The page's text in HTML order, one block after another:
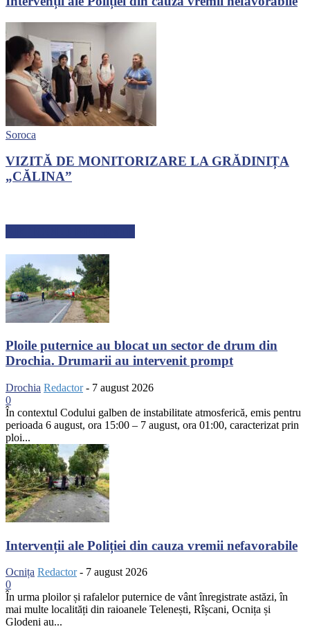
Soroca
VIZITĂ DE MONITORIZARE LA GRĂDINIȚA
„CĂLINA”
Ploile puternice au blocat un sector de drum din
Drochia. Drumarii au intervenit prompt
Drochia Redactor - 7 august 2026
0
În contextul Codului galben de instabilitate atmosferică, emis pentru
perioada 6 august, ora 15:00 – 7 august, ora 01:00, caracterizat prin
ploi...
Intervenții ale Poliției din cauza vremii nefavorabile
Ocnița Redactor - 7 august 2026
0
În urma ploilor și rafalelor puternice de vânt înregistrate astăzi, în
mai multe localități din raioanele Telenești, Rîșcani, Ocnița și
Glodeni au...